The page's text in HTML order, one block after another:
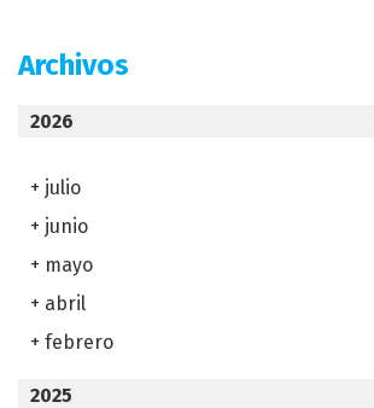
Archivos
2026
+ julio
+ junio
+ mayo
+ abril
+ febrero
2025